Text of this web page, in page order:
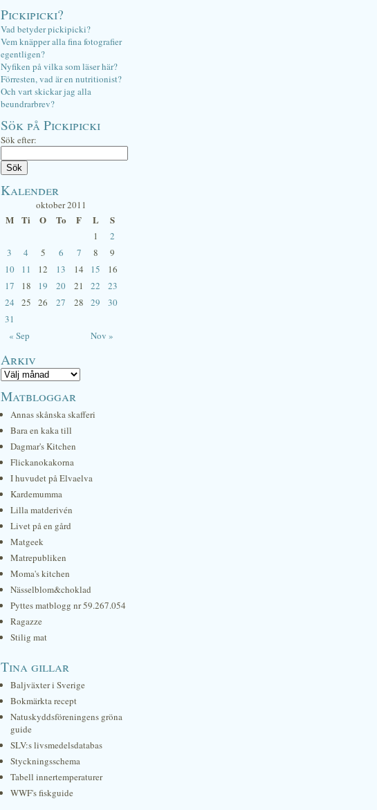
Pickipicki?
Vad betyder pickipicki?
Vem knäpper alla fina fotografier
egentligen?
Nyfiken på vilka som läser här?
Förresten, vad är en nutritionist?
Och vart skickar jag alla
beundrarbrev?
Sök på Pickipicki
Sök efter:
Kalender
oktober 2011
M Ti O To F L S
« Sep Nov »
1
2
3
4 5 6 7 8
9
10
11 12 13 14 15
16
17
18 19 20 21 22
23
24
25 26 27 28 29
30
31
Arkiv
Matbloggar
Annas skånska skafferi
Bara en kaka till
Dagmar's Kitchen
Flickanokakorna
I huvudet på Elvaelva
Kardemumma
Lilla matderivén
Livet på en gård
Matgeek
Matrepubliken
Moma's kitchen
Nässelblom&choklad
Pyttes matblogg nr 59.267.054
Ragazze
Stilig mat
Tina gillar
Baljväxter i Sverige
Bokmärkta recept
Natuskyddsföreningens gröna
guide
SLV:s livsmedelsdatabas
Styckningsschema
Tabell innertemperaturer
WWF's fiskguide